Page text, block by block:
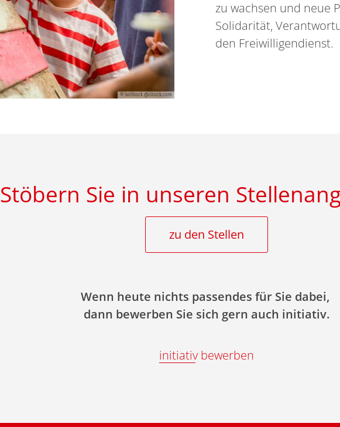
© SolStock @iStock.com
zu wachsen und neue
Solidarität,
den Freiwilligendienst.
Stöbern Sie in unseren
zu den Stellen
Wenn heute nichts passendes für Sie dabei,
dann bewerben Sie sich gern auch initiativ.
initiativ bewerben